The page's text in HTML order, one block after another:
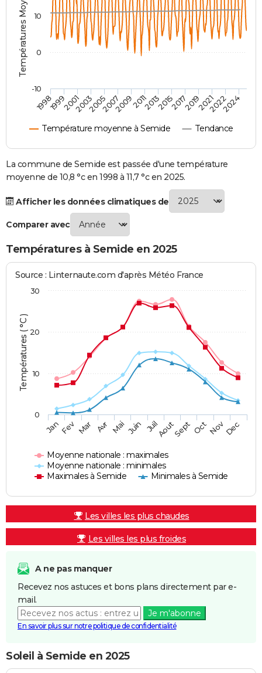
Destinations
City break
Voyage nature
Voyage de noces
Forum
Climat
PHOTO
GUIDES D'ACHAT
BONS PLANS
CARTE DE VOEUX
Carte de Noël
Carte Bonne année
Carte Saint-Valentin
Carte Pâques
Carte d'anniversaire
DICTIONNAIRE
Dictionnaire
Biographies
Citations
Expressions
Proverbes
PROGRAMME TV
S'inscrire
Se connecter
Lycées
Collèges
Primaires
Universités
Entreprises
Service militaire
Avis de recherche
AVIS DE DÉCÈS
FORUM
Bricolage
Lifestyle
Culture
Sport
Auto
Television
Voyage
Cinema
Température moyenne à Semide Tendance
199819992001200320052007200920112013201520172019202120222024
0
10
-10
La commune de Semide est passée d'une température
moyenne de 10,8 °c en 1998 à 11,7 °c en 2025.
Afficher les données climatiques de
Comparer avec
Températures à Semide en 2025
Températures ( °C )
Source : Linternaute.com d'après Météo France
Moyenne nationale : maximales
Moyenne nationale : minimales
Maximales à Semide
Minimales à Semide
JanFev Mar Avr Mai Juin JuilAoutSept OctNovDec
0
10
20
30
Les villes les plus chaudes
Les villes les plus froides
A ne pas manquer
Recevez nos astuces et bons plans directement par e-
mail.
Je m'abonne
En savoir plus sur notre politique de confidentialité
Soleil à Semide en 2025